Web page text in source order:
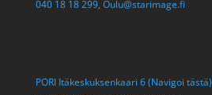
040 18 18 299, Oulu@starimage.fi
PORI Itäkeskuksenkaari 6 (Navigoi tästä)